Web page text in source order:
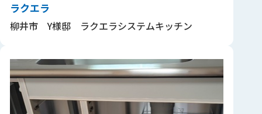
ラクエラ
柳井市 Y様邸 ラクエラシステムキッチン